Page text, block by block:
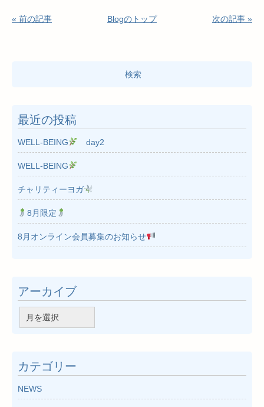
« 前の記事 Blogのトップ 次の記事 »
最近の投稿
WELL-BEING day2
WELL-BEING
チャリティーヨガ
8月限定
8月オンライン会員募集のお知らせ
アーカイブ
ー
ブ
カテゴリー
NEWS